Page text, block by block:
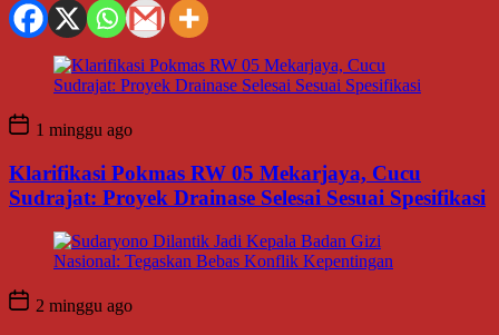
1 minggu ago
Klarifikasi Pokmas RW 05 Mekarjaya, Cucu
Sudrajat: Proyek Drainase Selesai Sesuai Spesifikasi
2 minggu ago